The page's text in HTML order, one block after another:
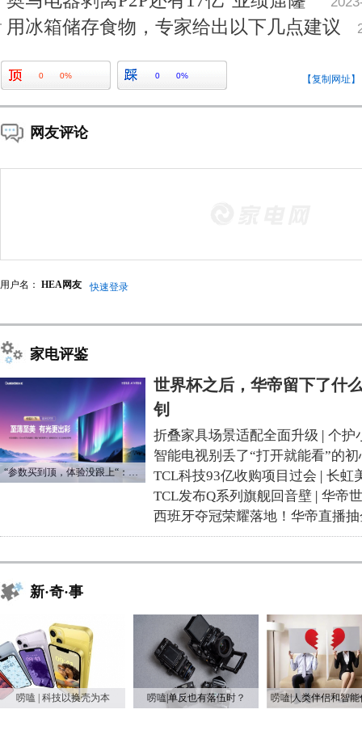
用冰箱储存食物，专家给出以下几点建议
0 0% 0 0% 【复制网址】
网友评论
用户名： HEA网友 快速登录
家电评鉴
“参数买到顶，体验没跟上“：长虹追光Q70S给高端电视打了个样
世界杯之后，华帝留下了什
钊
折叠家具场景适配全面升级 | 个护
智能电视别丢了“打开就能看”的初
TCL科技93亿收购项目过会 | 长虹
TCL发布Q系列旗舰回音壁 | 华帝
西班牙夺冠荣耀落地！华帝直播
新·奇·事
唠嗑 | 科技以换壳为本 唠嗑|单反也有落伍时？